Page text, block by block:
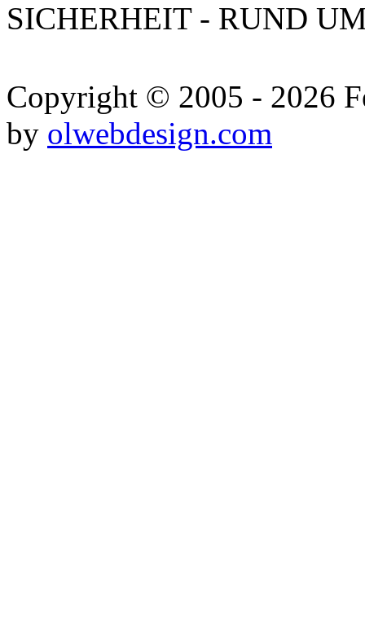
SICHERHEIT - RUND
Copyright © 2005 - 2026
by olwebdesign.com